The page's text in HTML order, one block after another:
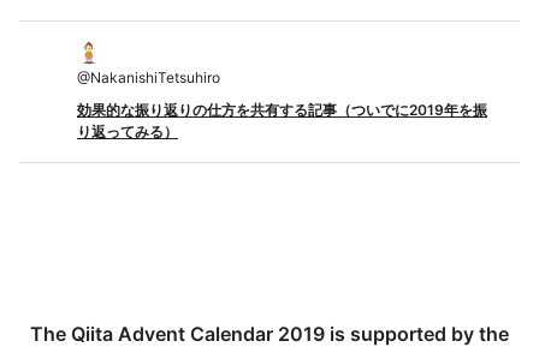
@NakanishiTetsuhiro
効果的な振り返りの仕方を共有する記事（ついでに2019年を振
り返ってみる）
The Qiita Advent Calendar 2019 is supported by the